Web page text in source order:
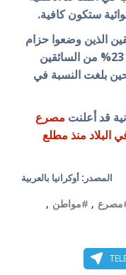
ستكون كافية.
الذين وضعوا حزام
الأمان في العام الماضي 2018 بنسبة 23% من السائقين
بلغت النسبة في
قد أعلنت مصرع
البلاد منذ مطلع
المصدر: أوكرانيا بالعربية
, #مواطن ,